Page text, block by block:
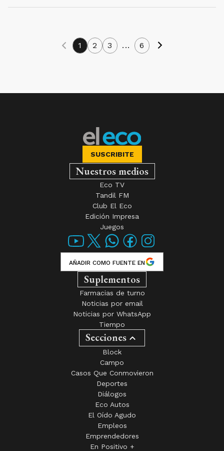
1 2 3 ... 6
SUSCRIBITE
Nuestros medios
Eco TV
Tandil FM
Club El Eco
Edición Impresa
Juegos
AÑADIR COMO FUENTE EN
Suplementos
Farmacias de turno
Noticias por email
Noticias por WhatsApp
Tiempo
Secciones
Block
Campo
Casos Que Conmovieron
Deportes
Diálogos
Eco Autos
El Oído Agudo
Empleos
Emprendedores
En Positivo +